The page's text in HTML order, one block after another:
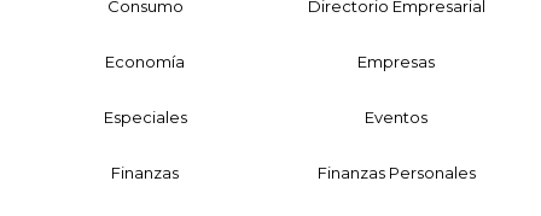
Consumo Directorio Empresarial
Economía Empresas
Especiales Eventos
Finanzas Finanzas Personales